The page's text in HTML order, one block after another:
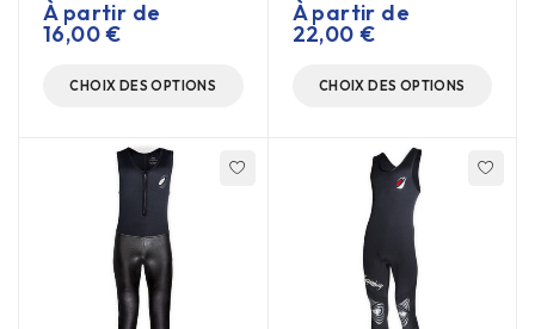
À partir de
16,00€
CHOIX DES OPTIONS
À partir de
22,00 €
CHOIX DES OPTIONS